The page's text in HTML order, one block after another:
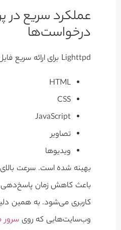
عملکرد سریع در
درخواست‌ها
Lighttpd برای ارائه سریع فایل‌های استاتیک مانند:
HTML
CSS
JavaScript
تصاویر
ویدیوها
بهینه شده است. سرعت
باعث کاهش زمان پاسخ‌دهی
کاربری می‌شود. به همین
وب‌سایت‌هایی که رویسرور